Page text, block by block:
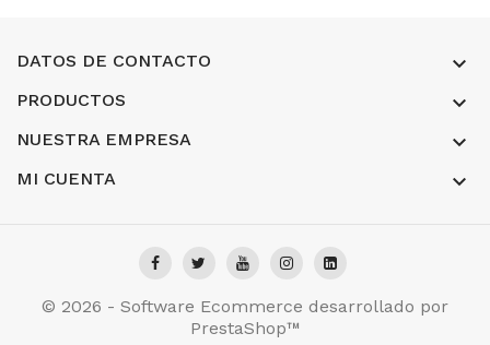
DATOS DE CONTACTO 
PRODUCTOS 
NUESTRA EMPRESA 
MI CUENTA 
© 2026 - Software Ecommerce desarrollado por
PrestaShop™